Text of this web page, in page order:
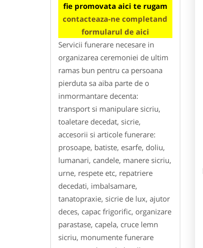
fie promovata aici te rugam
contacteaza-ne completand
formularul de aici
Servicii funerare necesare in
organizarea ceremoniei de ultim
ramas bun pentru ca persoana
pierduta sa aiba parte de o
inmormantare decenta:
transport si manipulare sicriu,
toaletare decedat, sicrie,
accesorii si articole funerare:
prosoape, batiste, esarfe, doliu,
lumanari, candele, manere sicriu,
urne, respete etc, repatriere
decedati, imbalsamare,
tanatopraxie, sicrie de lux, ajutor
deces, capac frigorific, organizare
parastase, capela, cruce lemn
sicriu, monumente funerare